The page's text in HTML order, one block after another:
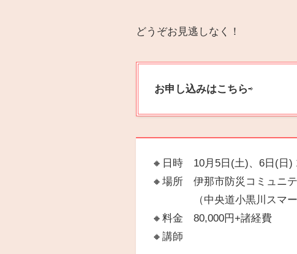
どうぞお見逃しなく！
お申し込みはこちら⇨
🔸日時 10月5日(土)、6日(日)
🔸場所 伊那市防災コミュニテ
（中央道小黒川スマートIC
🔸料金 80,000円+諸経費
🔸講師